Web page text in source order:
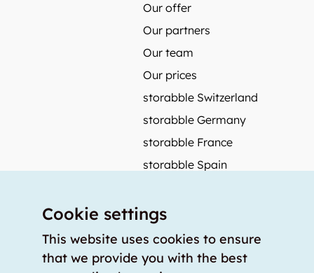
Our offer
Our partners
Our team
Our prices
storabble Switzerland
storabble Germany
storabble France
storabble Spain
Press coverage
How to calculate the size of a storage room?
Cookie settings
This website uses cookies to ensure
that we provide you with the best